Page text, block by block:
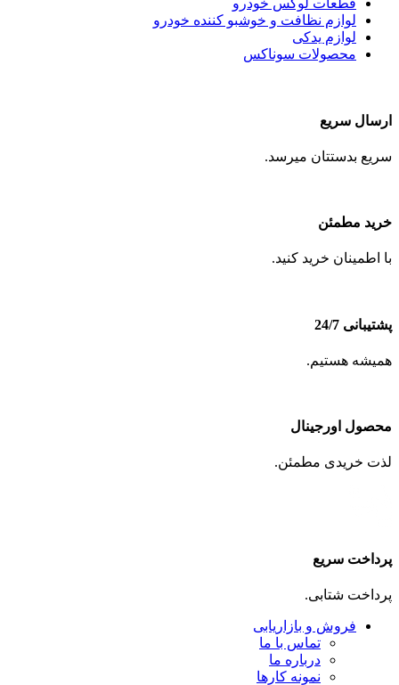
قطعات لوکس خودرو
لوازم نظافت و خوشبو کننده خودرو
لوازم یدکی
محصولات سوناکس
ارسال سریع
سریع بدستتان میرسد.
خرید مطمئن
با اطمینان خرید کنید.
پشتیبانی 24/7
همیشه هستیم.
محصول اورجینال
لذت خریدی مطمئن.
پرداخت سریع
پرداخت شتابی.
فروش و بازاریابی
تماس با ما
درباره ما
نمونه کارها